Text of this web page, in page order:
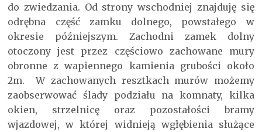
do zwiedzania. Od strony wschodniej znajduję się
odrębna część zamku dolnego, powstałego w
okresie późniejszym. Zachodni zamek dolny
otoczony jest przez częściowo zachowane mury
obronne z wapiennego kamienia grubości około
2m. W zachowanych resztkach murów możemy
zaobserwować ślady podziału na komnaty, kilka
okien, strzelnicę oraz pozostałości bramy
wjazdowej, w której widnieją wgłębienia służące